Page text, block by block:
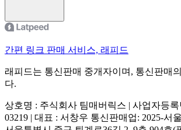
간편 링크 판매 서비스, 래피드
래피드는 통신판매 중개자이며, 통신판매
다.
상호명 : 주식회사 팀매버릭스 | 사업자등록
03219 | 대표 : 서창우 통신판매업: 2025-서